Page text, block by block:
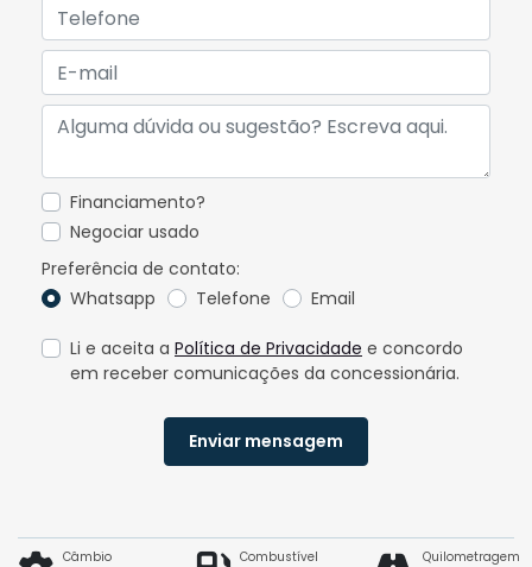
Financiamento?
Negociar usado
Preferência de contato:
Whatsapp
Telefone Email
Li e aceita a Política de Privacidade e concordo
em receber comunicações da concessionária.
Enviar mensagem
Câmbio Combustível Quilometragem